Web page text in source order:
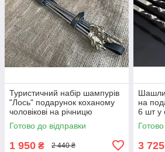
Туристичний набір шампурів
"Лось" подарунок коханому
чоловікові на річницю
Готово до відправки
1 950 ₴ 2 440 ₴
на
6 шт у
3 725